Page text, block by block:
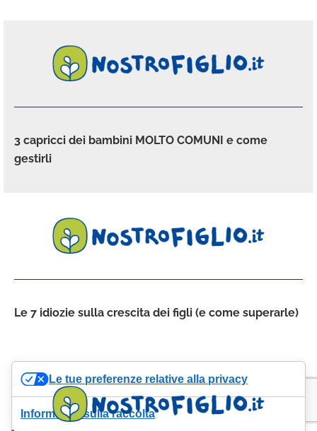
3 capricci dei bambini MOLTO COMUNI e come
gestirli
Le 7 idiozie sulla crescita dei figli (e come superarle)
Le tue preferenze relative alla privacy
Informativa sulla raccolta